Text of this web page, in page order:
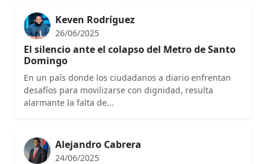
Keven Rodríguez
26/06/2025
El silencio ante el colapso del Metro de Santo
Domingo
En un país donde los ciudadanos a diario enfrentan
desafíos para movilizarse con dignidad, resulta
alarmante la falta de...
Alejandro Cabrera
24/06/2025